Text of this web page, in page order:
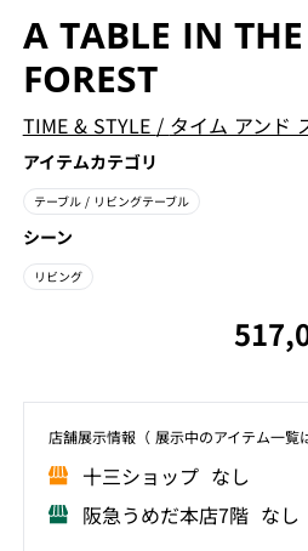
A TABLE IN
FOREST
TIME & STYLE / タイム アンド
アイテムカテゴリ
テーブル / リビングテーブル
シーン
リビング
店舗展⽰情報（ 展⽰中のアイテム⼀覧
⼗三ショップ なし
阪急うめだ本店7階 なし